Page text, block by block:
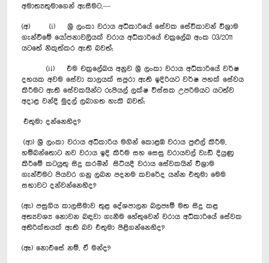
අමාත්‍යතුමාගෙන් ඇසීමට,—
(අ) (i) ශ්‍රී ලංකා වරාය අධිකාරියේ සේවක සේවිකාවන් විශ්‍රාම
ගැන්වීමේ යෝජනාවලියක් වරාය අධිකාරියේ චක්‍රලේඛ අංක 03/2011
යටතේ නිකුත්කර ඇති බවත්;
(ii) එම චක්‍රලේඛය අනුව ශ්‍රී ලංකා වරාය අධිකාරියේ වර්ෂ
දහයක අවම සේවා කාලයක් සපුරා ඇති ඉදිරියට වර්ෂ පහක් සේවය
කිරීමට ඇති සේවකයින්ට රුපියල් ලක්ෂ විස්සක උපරිමයට යටත්ව
අදාළ වන්දි මුදල් ලබාගත හැකි බවත්;
එතුමා දන්නෙහිද?
(ආ) ශ්‍රී ලංකා වරාය අධිකාරිය මගින් කොළඹ වරාය පුළුල් කිරීම,
හම්බන්තොට නව වරාය ඉදි කිරීම සහ සෙසු වරායවල් වැඩි දියුණු
කිරීමේ කටයුතු සිදු කරමින් සිටියදී වරාය සේවකයින් විශ්‍රාම
ගැන්වීමට පියවර ගනු ලබන පදනම කවරේද යන්න එතුමා මෙම
සභාවට දන්වන්නෙහිද?
(ඇ) පසුගිය කාලසීමාව තුළ දේශපාලන බලපෑම් මත සිදු කළ
අත්‍යවශ්‍ය නොවන බඳවා ගැනීම හේතුවෙන් වරාය අධිකාරියේ සේවක
අතිරික්තයක් ඇති බව එතුමා පිළිගන්නෙහිද?
(ඈ) නොඑසේ නම්, ඒ මන්ද?